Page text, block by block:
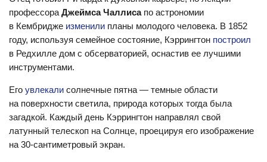
профессора Джеймса Чаллисапо астрономии
в Кембридже изменили планы молодого человека. В 1852
году, используя семейное состояние, Кэррингтон построил
в Редхилле дом с обсерваторией, оснастив ее лучшими
инструментами.
Его увлекали солнечные пятна — темные области
на поверхности светила, природа которых тогда была
загадкой. Каждый день Кэррингтон направлял свой
латунный телескоп на Солнце, проецируя его изображение
на 30-сантиметровый экран.